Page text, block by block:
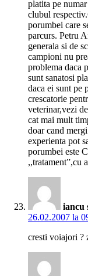
platita pe
clubul
porumbei care
parcurs. Petru
generala si de
campioni nu
problema daca
sunt sanatosi
daca ei sunt pe
crescatorie
veterinar,vezi
cat mai mult
doar cand
experienta pot
porumbei este
,,tratament”,cu
iancu
26.02.2007 la
cresti voiajori ?